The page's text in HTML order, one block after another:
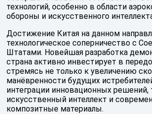
технологий, особенно в области
обороны и искусственного
Достижение Китая на данном
технологическое соперничество с
Штатами. Новейшая разработка
страна активно инвестирует в
стремясь не только к увеличению
манёвренности будущих
интеграции инновационных решений,
искусственный интеллект и
композитные материалы.